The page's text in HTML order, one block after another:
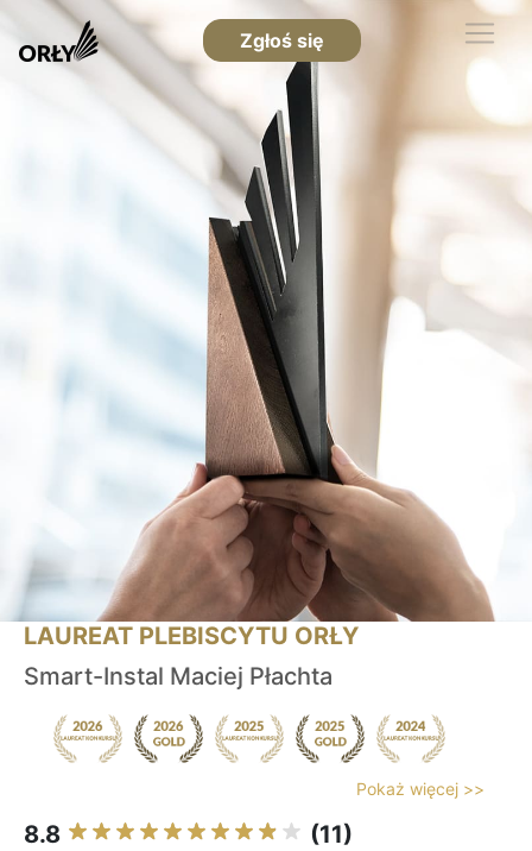
Zgłoś się
LAUREAT PLEBISCYTU ORŁY
Smart-Instal Maciej Płachta
Pokaż więcej >>
8.8 (11)